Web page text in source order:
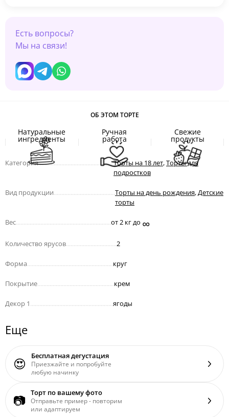
Есть вопросы?
Мы на связи!
ОБ ЭТОМ ТОРТЕ
Натуральные
ингредиенты
Ручная
работа
Свежие
продукты
Категория.................................................Торты на 18 лет,Торты для
подростков
Вид продукции Торты на день рождения, Детские
торты
Вес от 2 кг до ∞
Количество ярусов 2
Форма круг
Покрытие крем
Декор 1 ягоды
Еще
😍 Бесплатная дегустация
Приезжайте и попробуйте
любую начинку
📷 Торт по вашему фото
Отправьте пример - повторим
или адаптируем